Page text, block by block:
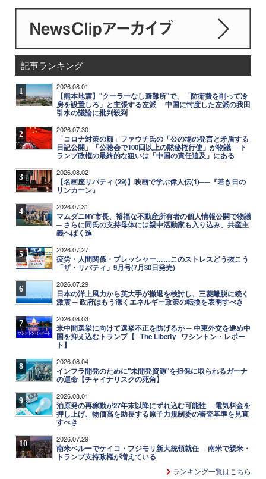
記事ランキング
1 2026.08.01
【熊本地震】"クーラーなし避難所"で、「防衛費を削って冷
房を設置しろ」と主張する左派 ─ 中国に忖度した左派の我田
引水の議論に批判殺到
2 2026.07.30
「コロナ対策の顔」ファウチ氏の「公の場の発言と矛盾する
日記公開」「公聴会で100回以上の黙秘権行使」が物議 ─ ト
ランプ政権の最終的な狙いは「中国の責任追及」にある
3 2026.08.02
【名画座リバティ (29)】映画で学ぶ偉人伝(1)──『若き日の
リンカーン』
4 2026.07.31
マムダニNY市長、裕福な不動産所有者の個人情報公開で物議
─ さらに同氏の支持母体には親中活動家も入り込み、共産主
義へばく進
5 2026.07.27
疲労・人間関係・プレッシャー……このストレスどう抜こう
「ザ・リバティ」9月号(7月30日発売)
6 2026.07.29
日本の洋上風力から英大手が撤退を検討し、三菱離脱に続く
激震 ─ 政府はもう潔くエネルギー政策の転換を表明すべき
7 2026.08.03
米中間選挙に向けて選挙不正を防げるか ─ 中東外交を進め中
国を抑え込むトランプ【─The Liberty─ワシントン・レポー
ト】
8 2026.08.04
インフラ開発のために"未開発資源"を担保に取られるガーナ
の運命【チャイナリスクの死角】
9 2026.08.01
泊原発の再稼動が27年末以降にずれ込む可能性 ─ 電気料金を
押し上げ、物価高を助長する原子力規制委の審査基準を見直
すべき
10 2026.07.29
南米ペルーでケイコ・フジモリ新大統領就任 ─ 南米で親米・
トランプ支持政権が増えている
ランキング一覧はこちら